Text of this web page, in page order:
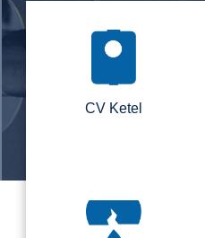
CV Ketel
Regel nu direct
Binnen 2